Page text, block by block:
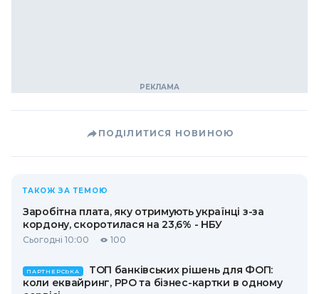
ПОДІЛИТИСЯ НОВИНОЮ
ТАКОЖ ЗА ТЕМОЮ
Заробітна плата, яку отримують українці з-за
кордону, скоротилася на 23,6% - НБУ
Сьогодні 10:00 100
ПАРТНЕРСЬКА
ТОП банківських рішень для ФОП:
коли еквайринг, РРО та бізнес-картки в одному